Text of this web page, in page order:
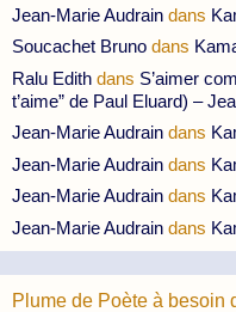
Jean-Marie Audrain dans
Soucachet Bruno dans
Ralu Edith dans S’aimer
t’aime” de Paul Eluard) –
Jean-Marie Audrain dans
Jean-Marie Audrain dans
Jean-Marie Audrain dans
Jean-Marie Audrain dans
Plume de Poète à besoin